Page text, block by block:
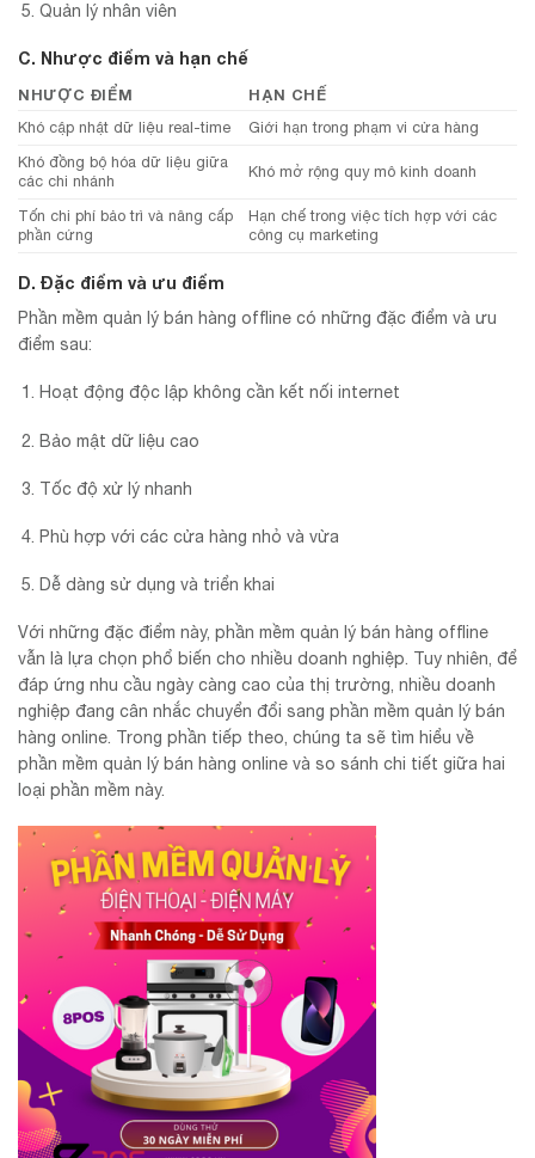
Quản lý nhân viên
C. Nhược điểm và hạn chế
NHƯỢC ĐIỂM
HẠN CHẾ
Khó cập nhật dữ liệu real-time
Giới hạn trong phạm vi cửa hàng
Khó đồng bộ hóa dữ liệu giữa
các chi nhánh
Khó mở rộng quy mô kinh doanh
Tốn chi phí bảo trì và nâng cấp
phần cứng
Hạn chế trong việc tích hợp với các
công cụ marketing
D. Đặc điểm và ưu điểm
Phần mềm quản lý bán hàng offline có những đặc điểm và ưu
điểm sau:
Hoạt động độc lập không cần kết nối internet
Bảo mật dữ liệu cao
Tốc độ xử lý nhanh
Phù hợp với các cửa hàng nhỏ và vừa
Dễ dàng sử dụng và triển khai
Với những đặc điểm này, phần mềm quản lý bán hàng offline
vẫn là lựa chọn phổ biến cho nhiều doanh nghiệp. Tuy nhiên, để
đáp ứng nhu cầu ngày càng cao của thị trường, nhiều doanh
nghiệp đang cân nhắc chuyển đổi sang phần mềm quản lý bán
hàng online. Trong phần tiếp theo, chúng ta sẽ tìm hiểu về
phần mềm quản lý bán hàng online và so sánh chi tiết giữa hai
loại phần mềm này.